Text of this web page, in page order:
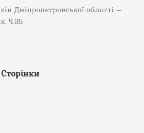
Дніпропетровської області –
Ч.35
Сторінки